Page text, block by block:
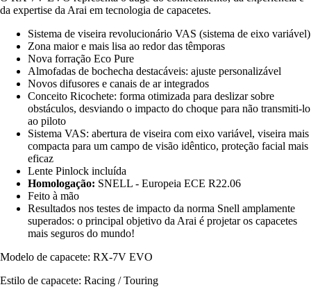
da expertise da Arai em tecnologia de capacetes.
Sistema de viseira revolucionário VAS (sistema de eixo variável)
Zona maior e mais lisa ao redor das têmporas
Nova forração Eco Pure
Almofadas de bochecha destacáveis: ajuste personalizável
Novos difusores e canais de ar integrados
Conceito Ricochete: forma otimizada para deslizar sobre
obstáculos, desviando o impacto do choque para não transmiti-lo
ao piloto
Sistema VAS: abertura de viseira com eixo variável, viseira mais
compacta para um campo de visão idêntico, proteção facial mais
eficaz
Lente Pinlock incluída
Homologação: SNELL - Europeia ECE R22.06
Feito à mão
Resultados nos testes de impacto da norma Snell amplamente
superados: o principal objetivo da Arai é projetar os capacetes
mais seguros do mundo!
Modelo de capacete: RX-7V EVO
Estilo de capacete: Racing / Touring